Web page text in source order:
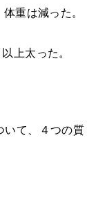
重は減った。
上太った。
いて、４つの質